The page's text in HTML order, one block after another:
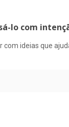
lo com
com ideias que